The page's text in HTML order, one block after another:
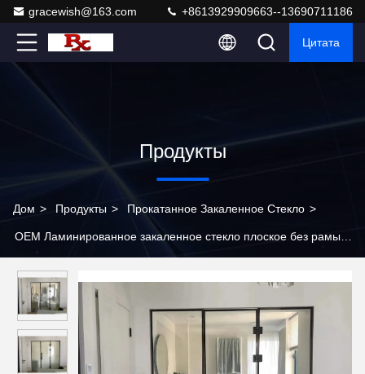
gracewish@163.com +8613929909663--13690711186
Цитата
Продукты
Дом > Продукты > Прокатанное Закаленное Стекло >
OEM Ламинированное закаленное стекло плоское без рамы